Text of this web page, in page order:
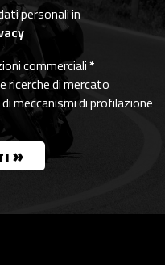
personali in
commerciali*
ricerche di mercato
meccanismi di profilazione
»